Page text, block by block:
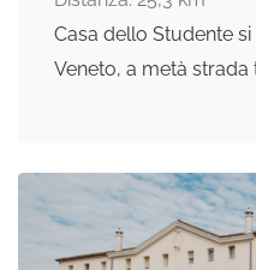
Casa dello Studente
Veneto, a metà strada